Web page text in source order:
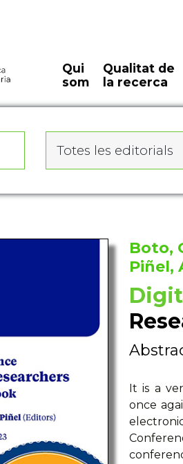
Qui
som
Qualitat de
la recerca
Totes les editorials
Boto,
Piñel,
It is a
once